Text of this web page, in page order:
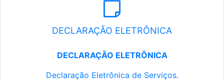
DECLARAÇÃO ELETRÔNICA
DECLARAÇÃO ELETRÔNICA
Declaração Eletrônica de Serviços.